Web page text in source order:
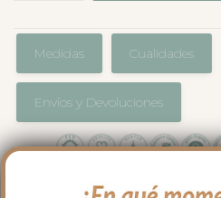
Medidas Cualidades
Envíos y Devoluciones